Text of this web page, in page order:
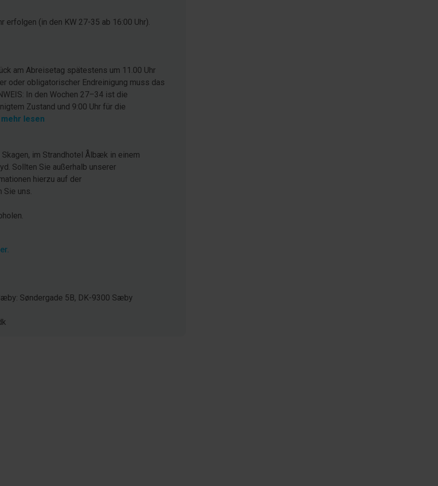
erfolgen (in den KW 27-35 ab 16:00 Uhr).
am Abreisetag spätestens um 11.00 Uhr
oder obligatorischer Endreinigung muss das
In den Wochen 27–34 ist die
Zustand und 9:00 Uhr für die
lesen
im Strandhotel Ålbæk in einem
Sollten Sie außerhalb unserer
hierzu auf der
Sie uns.
Søndergade 5B, DK-9300 Sæby